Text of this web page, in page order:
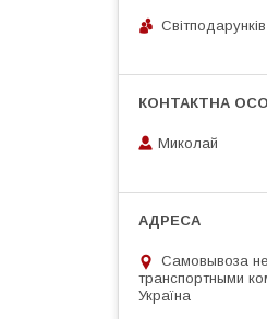
Світподарунків
Миколай
Самовывоза
транспортными
Україна